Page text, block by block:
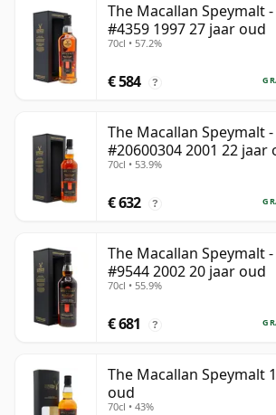
The Macallan Speymalt
#4359 1997 27 jaar oud
70cl • 57.2%
€ 584 ?
The Macallan Speymalt
#20600304 2001 22 jaar
70cl • 53.9%
€ 632 ?
The Macallan Speymalt
#9544 2002 20 jaar oud
70cl • 55.9%
€ 681 ?
The Macallan Speymalt
oud
70cl • 43%